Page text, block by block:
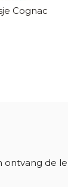
ontvang de